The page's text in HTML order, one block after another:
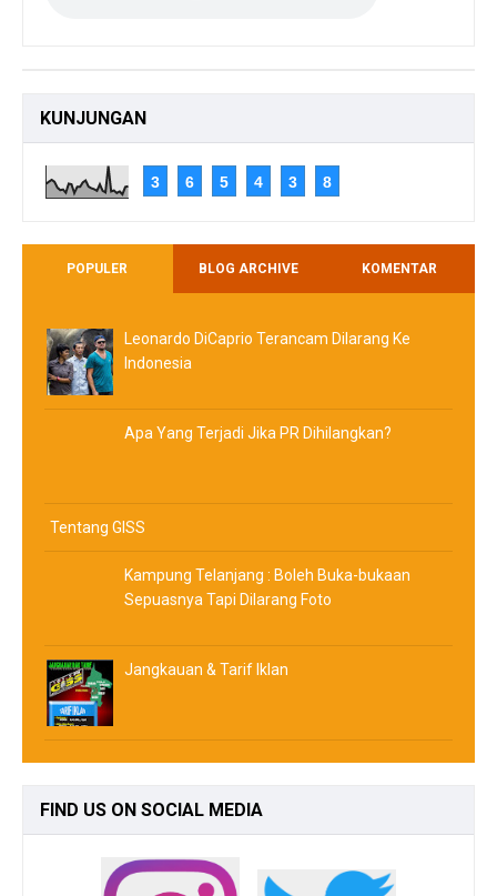
KUNJUNGAN
3 6 5 4 3 8
POPULER BLOG ARCHIVE KOMENTAR
Leonardo DiCaprio Terancam Dilarang Ke
Indonesia
Apa Yang Terjadi Jika PR Dihilangkan?
Tentang GISS
Kampung Telanjang : Boleh Buka-bukaan
Sepuasnya Tapi Dilarang Foto
Jangkauan & Tarif Iklan
FIND US ON SOCIAL MEDIA